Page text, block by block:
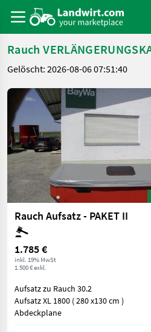
Rauch
Gelöscht: 2026-08-06 07:51:40
Rauch Aufsatz - PAKET II
1.785 €
inkl. 19% MwSt
1.500 € exkl.
Aufsatz zu Rauch 30.2
Aufsatz XL 1800 ( 280 x130 cm )
Abdeckplane